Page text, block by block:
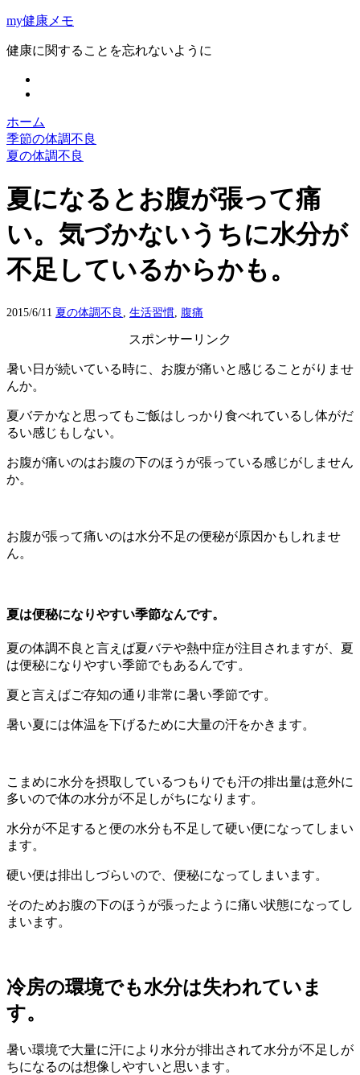
my健康メモ
健康に関することを忘れないように
ホーム
季節の体調不良
夏の体調不良
夏になるとお腹が張って痛
い。気づかないうちに水分が
不足しているからかも。
2015/6/11 夏の体調不良 生活習慣 腹痛
スポンサーリンク
暑い日が続いている時に、お腹が痛いと感じることがりませ
んか。
夏バテかなと思ってもご飯はしっかり食べれているし体がだ
るい感じもしない。
お腹が痛いのはお腹の下のほうが張っている感じがしません
か。
お腹が張って痛いのは水分不足の便秘が原因かもしれませ
ん。
夏は便秘になりやすい季節なんです。
夏の体調不良と言えば夏バテや熱中症が注目されますが、夏
は便秘になりやすい季節でもあるんです。
夏と言えばご存知の通り非常に暑い季節です。
暑い夏には体温を下げるために大量の汗をかきます。
こまめに水分を摂取しているつもりでも汗の排出量は意外に
多いので体の水分が不足しがちになります。
水分が不足すると便の水分も不足して硬い便になってしまい
ます。
硬い便は排出しづらいので、便秘になってしまいます。
そのためお腹の下のほうが張ったように痛い状態になってし
まいます。
冷房の環境でも水分は失われていま
す。
暑い環境で大量に汗により水分が排出されて水分が不足しが
ちになるのは想像しやすいと思います。